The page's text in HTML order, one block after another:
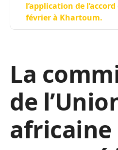
l’application de
février à Khartoum.
La
de
africaine